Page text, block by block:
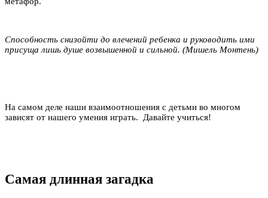
Способность снизойти до влечений ребенка и руководить ими
присуща лишь душе возвышенной и сильной. (Мишель Монтень)
На самом деле наши взаимоотношения с детьми во многом
зависят от нашего умения играть. Давайте учиться!
Самая длинная загадка